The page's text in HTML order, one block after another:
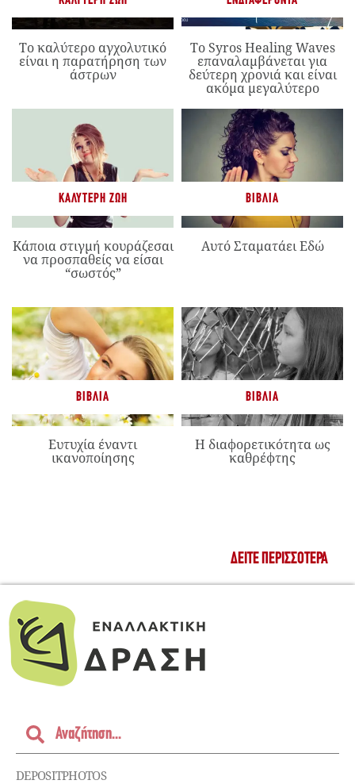
Το καλύτερο αγχολυτικό
είναι η παρατήρηση των
άστρων
Το Syros Healing Waves
επαναλαμβάνεται για
δεύτερη χρονιά και είναι
ακόμα μεγαλύτερο
ΚΑΛΎΤΕΡΗ ΖΩΉ
Κάποια στιγμή κουράζεσαι
να προσπαθείς να είσαι
“σωστός”
ΒΙΒΛΊΑ
Αυτό Σταματάει Εδώ
ΒΙΒΛΊΑ
Ευτυχία έναντι
ικανοποίησης
ΒΙΒΛΊΑ
Η διαφορετικότητα ως
καθρέφτης
ΔΕΊΤΕ ΠΕΡΙΣΣΌΤΕΡΑ
DEPOSITPHOTOS